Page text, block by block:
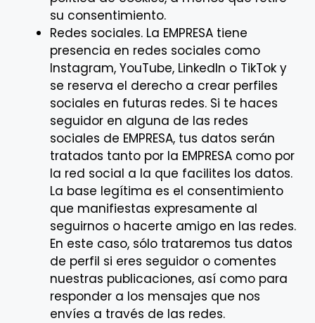
su consentimiento.
Redes sociales. La EMPRESA tiene
presencia en redes sociales como
Instagram, YouTube, LinkedIn o TikTok y
se reserva el derecho a crear perfiles
sociales en futuras redes. Si te haces
seguidor en alguna de las redes
sociales de EMPRESA, tus datos serán
tratados tanto por la EMPRESA como por
la red social a la que facilites los datos.
La base legítima es el consentimiento
que manifiestas expresamente al
seguirnos o hacerte amigo en las redes.
En este caso, sólo trataremos tus datos
de perfil si eres seguidor o comentes
nuestras publicaciones, así como para
responder a los mensajes que nos
envíes a través de las redes.